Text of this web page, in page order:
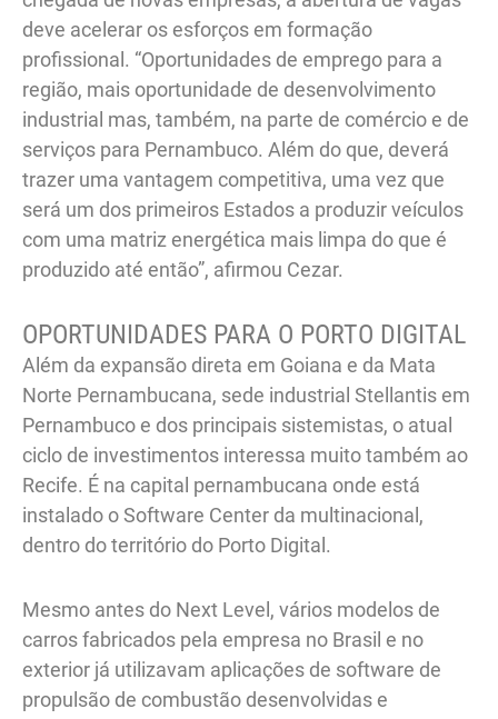
deve acelerar os esforços em formação
profissional. “Oportunidades de emprego para a
região, mais oportunidade de desenvolvimento
industrial mas, também, na parte de comércio e de
serviços para Pernambuco. Além do que, deverá
trazer uma vantagem competitiva, uma vez que
será um dos primeiros Estados a produzir veículos
com uma matriz energética mais limpa do que é
produzido até então”, afirmou Cezar.
OPORTUNIDADES PARA O PORTO DIGITAL
Além da expansão direta em Goiana e da Mata
Norte Pernambucana, sede industrial Stellantis em
Pernambuco e dos principais sistemistas, o atual
ciclo de investimentos interessa muito também ao
Recife. É na capital pernambucana onde está
instalado o Software Center da multinacional,
dentro do território do Porto Digital.
Mesmo antes do Next Level, vários modelos de
carros fabricados pela empresa no Brasil e no
exterior já utilizavam aplicações de software de
propulsão de combustão desenvolvidas e